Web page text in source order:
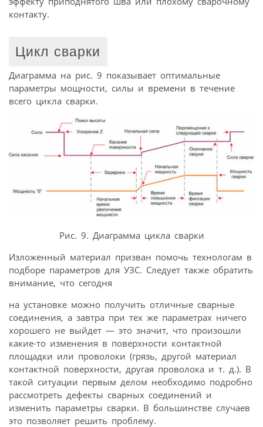
контакту.
Цикл сварки
Диаграмма на рис. 9 показывает оптимальные
параметры мощности, силы и времени в течение
всего цикла сварки.
Рис. 9. Диаграмма цикла сварки
Изложенный материал призван помочь технологам в
подборе параметров для УЗС. Следует также обратить
внимание, что сегодня
на установке можно получить отличные сварные
соединения, а завтра при тех же параметрах ничего
хорошего не выйдет — это значит, что произошли
какие-то изменения в поверхности контактной
площадки или проволоки (грязь, другой материал
контактной поверхности, другая проволока и т. д.). В
такой ситуации первым делом необходимо подробно
рассмотреть дефекты сварных соединений и
изменить параметры сварки. В большинстве случаев
это позволяет решить проблему.